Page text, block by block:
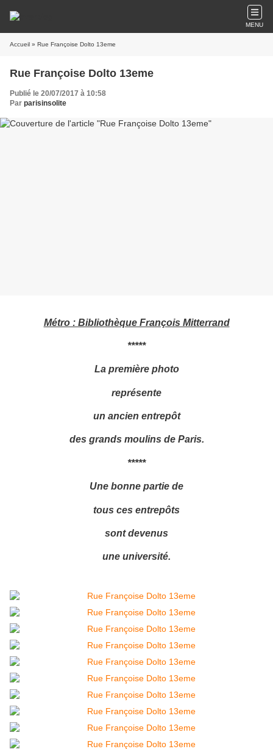
MENU
Accueil » Rue Françoise Dolto 13eme
Rue Françoise Dolto 13eme
Publié le 20/07/2017 à 10:58
Par parisinsolite
Métro : Bibliothèque François Mitterrand
*****
La première photo
représente
un ancien entrepôt
des grands moulins de Paris.
*****
Une bonne partie de
tous ces entrepôts
sont devenus
une université.